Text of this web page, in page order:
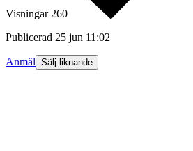
Visningar 260
Publicerad 25 jun 11:02
Anmäl Sälj liknande